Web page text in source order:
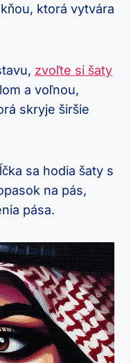
ktorá vytvára
zvoľte si šaty
a voľnou,
skryje širšie
sa‍ hodia šaty s
na pás,
pása.